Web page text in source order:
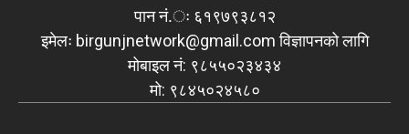
पान नं.ः ६१९७९३८१२
इमेलः birgunjnetwork@gmail.comविज्ञापनको लागि
मोबाइल नं: ९८५५०२३४३४
मो: ९८४५०२४५८०